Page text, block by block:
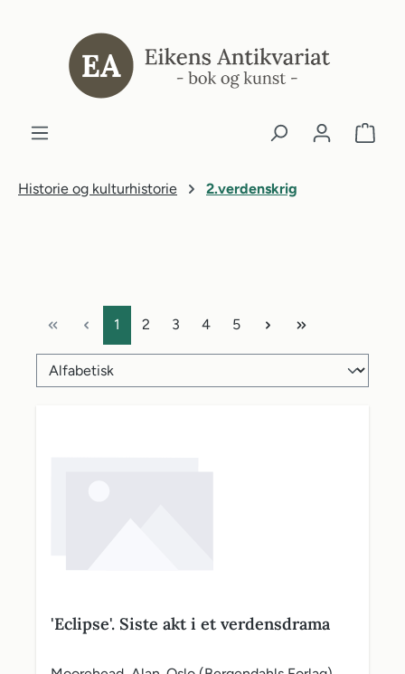
Historie og kulturhistorie 2.verdenskrig
Side
1 Side
2 Side
3 Side
4 Side
5
'Eclipse'. Siste akt i et verdensdrama